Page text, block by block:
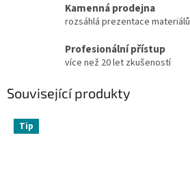
Kamenná prodejna
rozsáhlá prezentace materiálů
Profesionální přístup
více než 20 let zkušeností
Související produkty
Tip